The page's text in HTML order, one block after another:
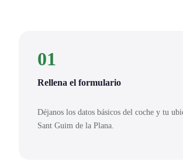
01
Rellena el formulario
Déjanos los datos básicos del coche y tu
Sant Guim de la Plana.